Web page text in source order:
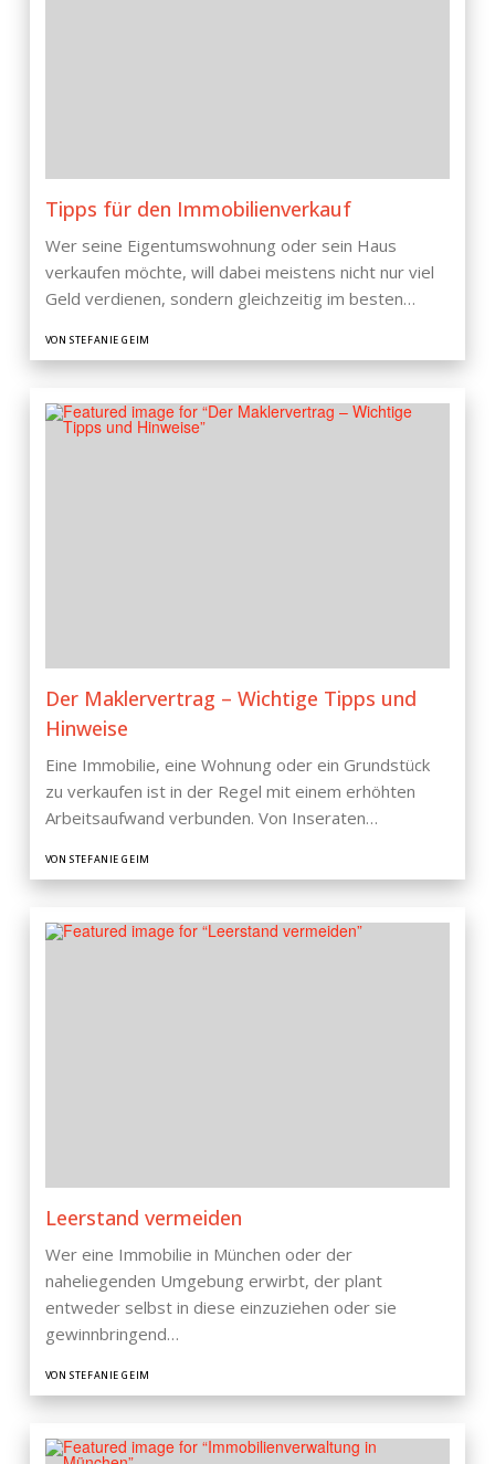
Tipps für den Immobilienverkauf
Wer seine Eigentumswohnung oder sein Haus
verkaufen möchte, will dabei meistens nicht nur viel
Geld verdienen, sondern gleichzeitig im besten…
VON STEFANIE GEIM
Der Maklervertrag – Wichtige Tipps und
Hinweise
Eine Immobilie, eine Wohnung oder ein Grundstück
zu verkaufen ist in der Regel mit einem erhöhten
Arbeitsaufwand verbunden. Von Inseraten…
VON STEFANIE GEIM
Leerstand vermeiden
Wer eine Immobilie in München oder der
naheliegenden Umgebung erwirbt, der plant
entweder selbst in diese einzuziehen oder sie
gewinnbringend…
VON STEFANIE GEIM